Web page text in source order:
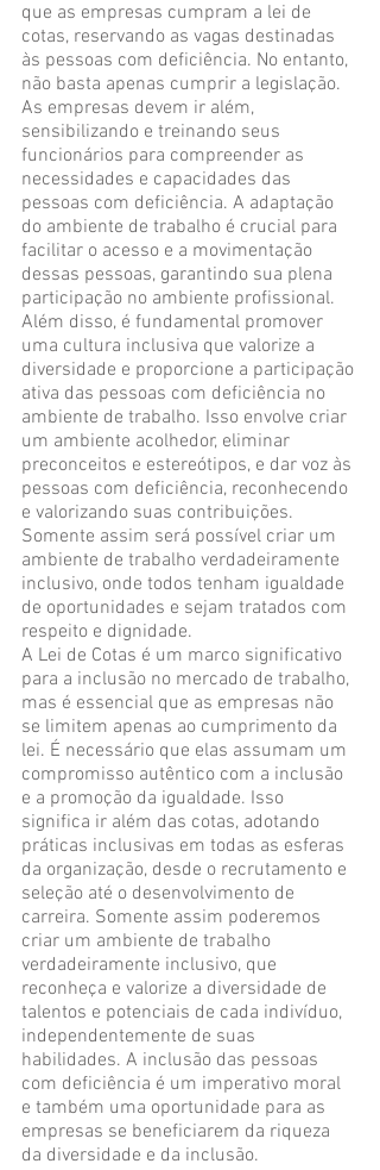
que as empresas cumpram a lei de
cotas, reservando as vagas destinadas
às pessoas com deficiência. No entanto,
não basta apenas cumprir a legislação.
As empresas devem ir além,
sensibilizando e treinando seus
funcionários para compreender as
necessidades e capacidades das
pessoas com deficiência. A adaptação
do ambiente de trabalho é crucial para
facilitar o acesso e a movimentação
dessas pessoas, garantindo sua plena
participação no ambiente profissional.
Além disso, é fundamental promover
uma cultura inclusiva que valorize a
diversidade e proporcione a participação
ativa das pessoas com deficiência no
ambiente de trabalho. Isso envolve criar
um ambiente acolhedor, eliminar
preconceitos e estereótipos, e dar voz às
pessoas com deficiência, reconhecendo
e valorizando suas contribuições.
Somente assim será possível criar um
ambiente de trabalho verdadeiramente
inclusivo, onde todos tenham igualdade
de oportunidades e sejam tratados com
respeito e dignidade.
A Lei de Cotas é um marco significativo
para a inclusão no mercado de trabalho,
mas é essencial que as empresas não
se limitem apenas ao cumprimento da
lei. É necessário que elas assumam um
compromisso autêntico com a inclusão
e a promoção da igualdade. Isso
significa ir além das cotas, adotando
práticas inclusivas em todas as esferas
da organização, desde o recrutamento e
seleção até o desenvolvimento de
carreira. Somente assim poderemos
criar um ambiente de trabalho
verdadeiramente inclusivo, que
reconheça e valorize a diversidade de
talentos e potenciais de cada indivíduo,
independentemente de suas
habilidades. A inclusão das pessoas
com deficiência é um imperativo moral
e também uma oportunidade para as
empresas se beneficiarem da riqueza
da diversidade e da inclusão.